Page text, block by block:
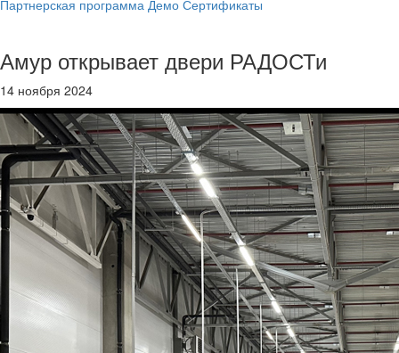
Партнерская программа Демо Сертификаты
Амур открывает двери РАДОСТи
14 ноября 2024